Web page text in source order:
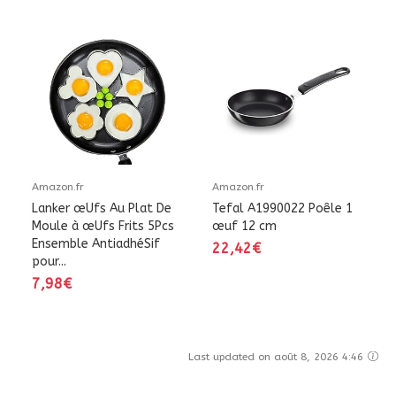
Amazon.fr
Lanker œUfs Au Plat De
Moule à œUfs Frits 5Pcs
Ensemble AntiadhéSif
pour...
7,98€
Amazon.fr
Tefal A1990022 Poêle 1
œuf 12 cm
22,42€
Last updated on août 8, 2026 4:46